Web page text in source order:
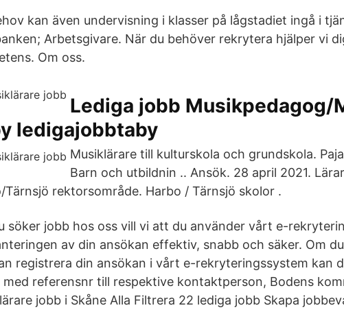
kan även undervisning i klasser på lågstadiet ingå i
Arbetsgivare. När du behöver rekrytera hjälper vi
Om oss.
Lediga jobb Musikpedagog/
ledigajobbtaby
Musiklärare till kulturskola och grundskola.
Barn och utbildnin .. Ansök. 28 april 2021.
Tärnsjö rektorsområde. Harbo / Tärnsjö skolor .
söker jobb hos oss vill vi att du använder vårt e-
av din ansökan effektiv, snabb och säker. Om
registrera din ansökan i vårt e-rekryteringssystem kan
referensnr till respektive kontaktperson, Bodens
jobb i Skåne Alla Filtrera 22 lediga jobb Skapa